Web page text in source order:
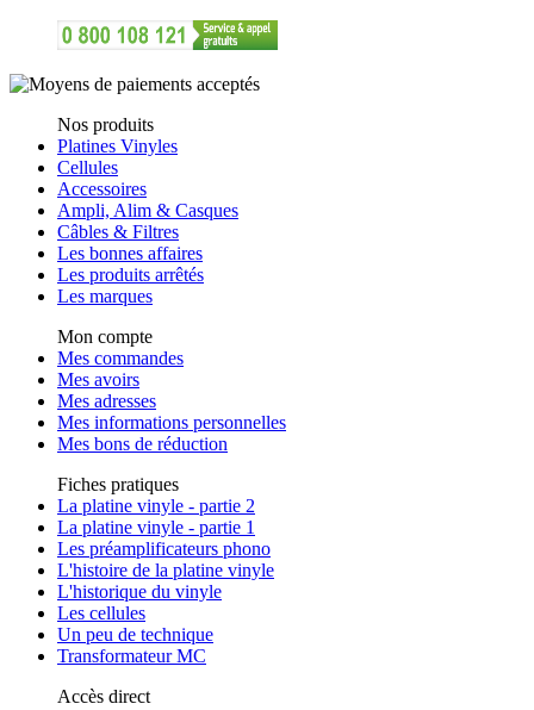
Nos produits
Platines Vinyles
Cellules
Accessoires
Ampli, Alim & Casques
Câbles & Filtres
Les bonnes affaires
Les produits arrêtés
Les marques
Mon compte
Mes commandes
Mes avoirs
Mes adresses
Mes informations personnelles
Mes bons de réduction
Fiches pratiques
La platine vinyle - partie 2
La platine vinyle - partie 1
Les préamplificateurs phono
L'histoire de la platine vinyle
L'historique du vinyle
Les cellules
Un peu de technique
Transformateur MC
Accès direct